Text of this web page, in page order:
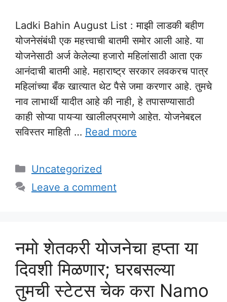
Ladki Bahin August List : माझी लाडकी बहीण
योजनेसंबंधी एक महत्त्वाची बातमी समोर आली आहे. या
योजनेसाठी अर्ज केलेल्या हजारो महिलांसाठी आता एक
आनंदाची बातमी आहे. महाराष्ट्र सरकार लवकरच पात्र
महिलांच्या बँक खात्यात थेट पैसे जमा करणार आहे. तुमचे
नाव लाभार्थी यादीत आहे की नाही, हे तपासण्यासाठी
काही सोप्या पायऱ्या खालीलप्रमाणे आहेत. योजनेबद्दल
सविस्तर माहिती … Read more
Categories
Uncategorized
Leave a comment
नमो शेतकरी योजनेचा हप्ता या
दिवशी मिळणार; घरबसल्या
तुमची स्टेटस चेक करा Namo